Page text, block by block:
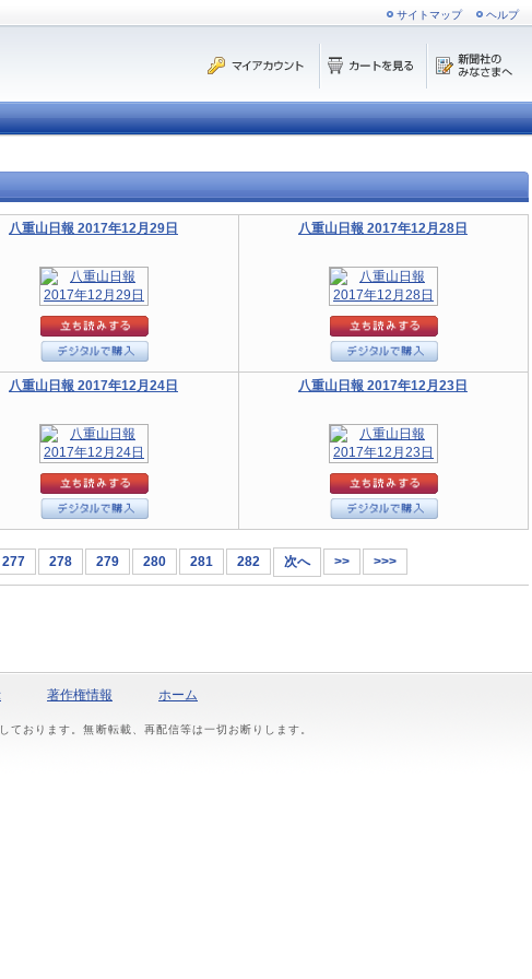
サイトマップ ヘルプ
八重山日報 2017年12月29日 八重山日報 2017年12月28日
八重山日報 2017年12月24日 八重山日報 2017年12月23日
277 278 279 280 281 282 次へ >> >>>
著作権情報 ホーム
おります。無断転載、再配信等は一切お断りします。